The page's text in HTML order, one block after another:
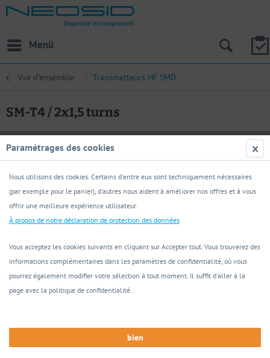
Menü
Vue d’ensemble Transmetteurs HF SMD
SM-T4 / 2x1,5 turns
Figure similaire à
Mémo
Paramétrages des cookies
Nous utilisons des cookies. Certains d'entre eux sont techniquement nécessaires
(par exemple pour le panier), d'autres nous aident à améliorer nos offres et à vous
offrir une meilleure expérience utilisateur.
À propos de notre déclaration de protection des données
Vous acceptez les cookies suivants en cliquant sur Accepter tout. Vous trouverez des
informations complémentaires dans les paramètres de confidentialité, où vous
pourrez également modifier votre sélection à tout moment. Il suffit d'aller à la
page avec la politique de confidentialité.
bien